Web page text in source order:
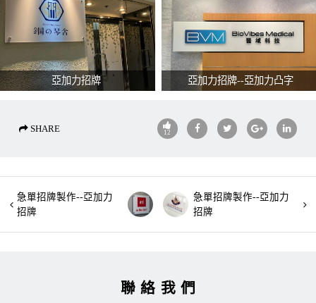
亞加力招牌 亞加力招牌--亞加力凸字
SHARE 12
急單招牌製作--亞加力
招牌
急單招牌製作--亞加力
招牌
聯絡我們